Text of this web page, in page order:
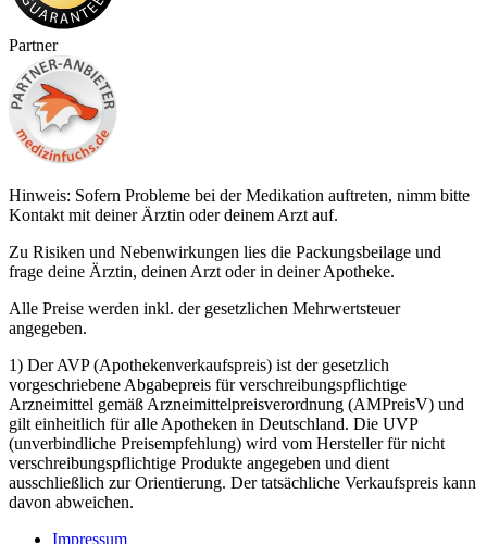
Partner
Hinweis: Sofern Probleme bei der Medikation auftreten, nimm bitte
Kontakt mit deiner Ärztin oder deinem Arzt auf.
Zu Risiken und Nebenwirkungen lies die Packungsbeilage und
frage deine Ärztin, deinen Arzt oder in deiner Apotheke.
Alle Preise werden inkl. der gesetzlichen Mehrwertsteuer
angegeben.
1) Der AVP (Apothekenverkaufspreis) ist der gesetzlich
vorgeschriebene Abgabepreis für verschreibungspflichtige
Arzneimittel gemäß Arzneimittelpreisverordnung (AMPreisV) und
gilt einheitlich für alle Apotheken in Deutschland. Die UVP
(unverbindliche Preisempfehlung) wird vom Hersteller für nicht
verschreibungspflichtige Produkte angegeben und dient
ausschließlich zur Orientierung. Der tatsächliche Verkaufspreis kann
davon abweichen.
Impressum